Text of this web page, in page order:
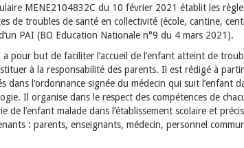
MENE2104832C du 10 février 2021 établit les
de troubles de santé en collectivité (école, cantine,
PAI (BO Education Nationale n°9 du 4 mars 2021).
a pour but de faciliter l’accueil de l’enfant atteint de
à la responsabilité des parents. Il est rédigé à
dans l’ordonnance signée du médecin qui suit l’enfant
Il organise dans le respect des compétences de
de l’enfant malade dans l’établissement scolaire et
: parents, enseignants, médecin, personnel